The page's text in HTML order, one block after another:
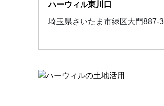
ハーウィル東川口
埼玉県さいたま市緑区大門887-3